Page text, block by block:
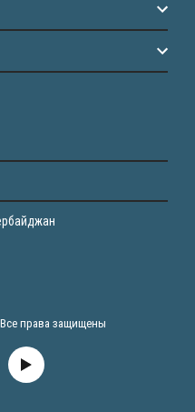
Все права защищены